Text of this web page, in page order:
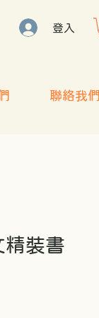
登入
聯絡我們
精裝書